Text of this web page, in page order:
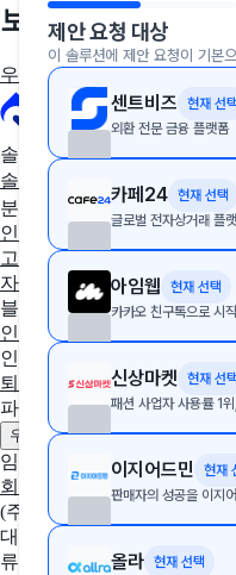
제안 요청 대상
이 솔루션에 제안 요청이 기본
센트비즈
현재 선택
외환 전문 금융 플랫폼
카페24 현재 선택
글로벌 전자상거래 플
아임웹
현재 선택
카카오 친구톡으로 시
신상마켓
현재 선택
패션 사업자 사용률 1
이지어드민
현재
판매자의 성공을 이지
올라 현재 선택
보세요
우리 회사에 딱 맞는 툴 추
솔루션 추천
솔루션 추천받기
분야별 솔루션
인사·노무
협업툴·그룹웨어
고객관리 AI·자동화 데이터
자인툴
개발운영 보안접속
블로그
인사이트
인사노무 계산기
퇴직금 계산기 4대보험 계산
파트너
우리 솔루션 등록하기 제휴
임팩트플로우
회사 소개 팀 소개 채용중인
(주)임팩트플로우
대표자
류효권